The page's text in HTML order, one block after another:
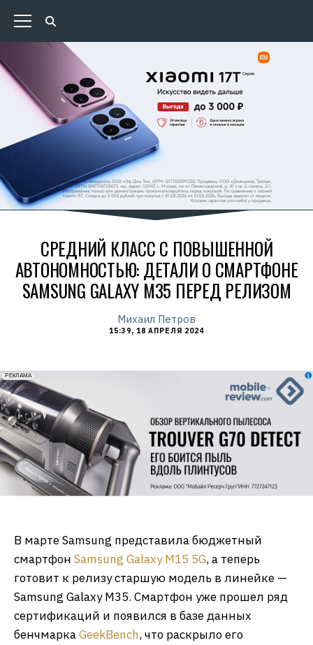
СРЕДНИЙ КЛАСС С ПОВЫШЕННОЙ
АВТОНОМНОСТЬЮ: ДЕТАЛИ О СМАРТФОНЕ
SAMSUNG GALAXY M35 ПЕРЕД РЕЛИЗОМ
Михаил Петров
15:39, 18 АПРЕЛЯ 2024
erid: 2VfnxxmNzs5
РЕКЛАМА
В марте Samsung представила бюджетный
смартфон Samsung Galaxy M15 5G, а теперь
готовит к релизу старшую модель в линейке —
Samsung Galaxy M35. Смартфон уже прошел ряд
сертификаций и появился в базе данных
бенчмаркаGeekBench, что раскрыло его